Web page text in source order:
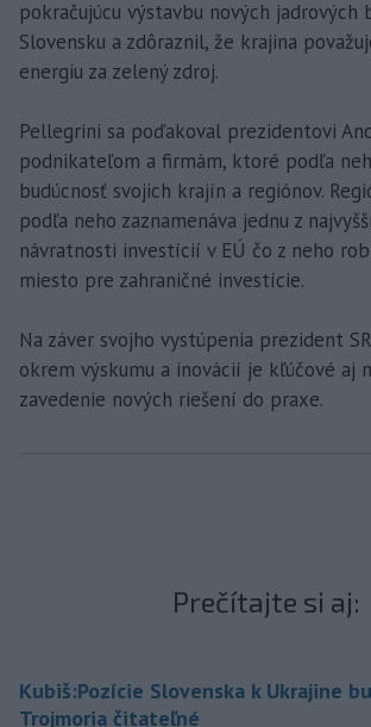
pokračujúcu výstavbu nových jadrových
Slovensku a zdôraznil, že krajina
energiu za zelený zdroj.
Pellegrini sa poďakoval prezidentovi
podnikateľom a firmám, ktoré podľa
budúcnosť svojich krajín a regiónov.
podľa neho zaznamenáva jednu z
návratnosti investícií v EÚ čo z neho
miesto pre zahraničné investície.
Na záver svojho vystúpenia prezident
okrem výskumu a inovácií je kľúčové aj
zavedenie nových riešení do praxe.
Prečítajte si aj:
Kubiš:Pozície Slovenska k Ukrajine
Trojmoria čitateľné